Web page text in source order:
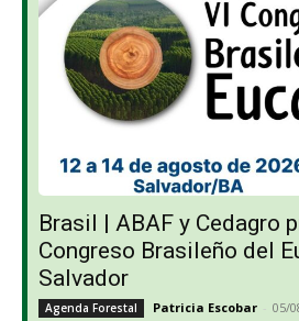
Brasil | ABAF y Cedagro
Congreso Brasileño del
Salvador
Agenda Forestal Patricia Escobar - 05/